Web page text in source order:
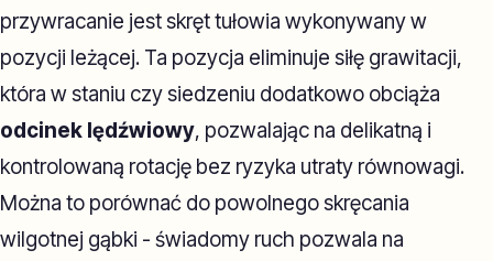
przywracanie jest skręt tułowia wykonywany w
pozycji leżącej. Ta pozycja eliminuje siłę grawitacji,
która w staniu czy siedzeniu dodatkowo obciąża
odcinek lędźwiowy, pozwalając na delikatną i
kontrolowaną rotację bez ryzyka utraty równowagi.
Można to porównać do powolnego skręcania
wilgotnej gąbki - świadomy ruch pozwala na